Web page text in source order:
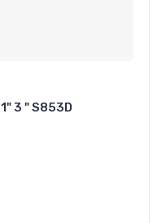
3 " S853D